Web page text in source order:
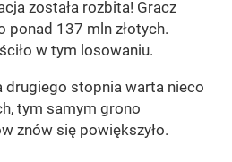
została rozbita! Gracz
ponad 137 mln złotych.
w tym losowaniu.
drugiego stopnia warta nieco
tym samym grono
znów się powiększyło.